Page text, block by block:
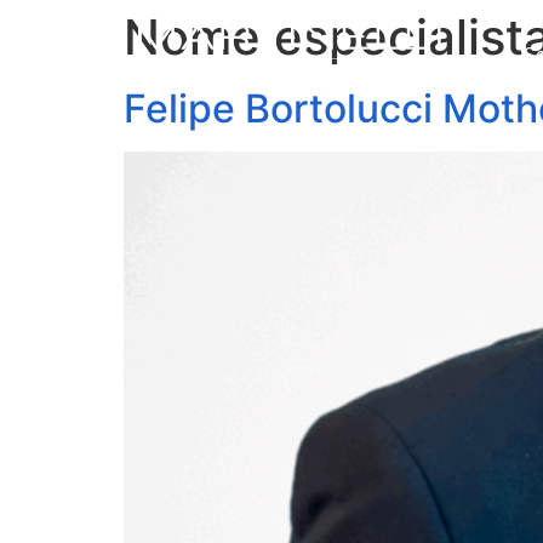
Nome
Felipe Bortolucci